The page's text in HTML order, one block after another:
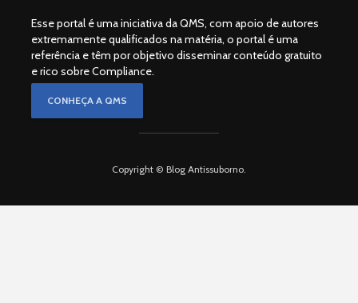
Esse portal é uma iniciativa da QMS, com apoio de autores
extremamente qualificados na matéria, o portal é uma
referência e têm por objetivo disseminar conteúdo gratuito
e rico sobre Compliance.
CONHEÇA A QMS
Copyright © Blog Antissuborno.